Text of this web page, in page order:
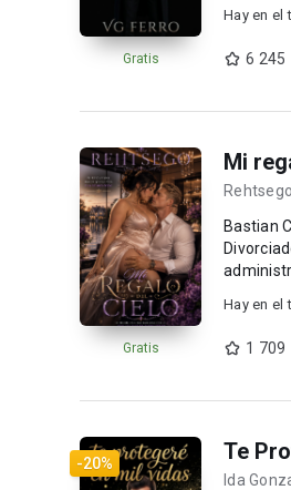
Gratis
Hay en el
6 245
Gratis
Mi
Rehtsego
Bastian
Hay en el
1 709
-20% Te
Ida